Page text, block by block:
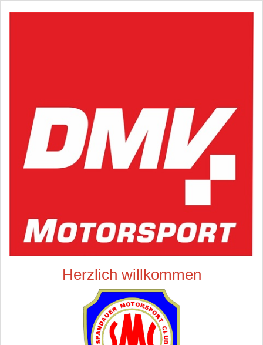
Herzlich willkommen